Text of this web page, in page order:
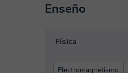
Enseño
Física
Electromagnetismo